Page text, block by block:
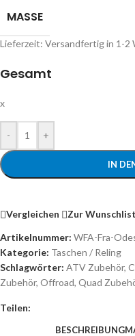
MASSE
Lieferzeit: Versandfertig in 1-2
Gesamt
x
- +
IN
Vergleichen
Zur
Artikelnummer: WFA-Fra-
Kategorie: Taschen / Reling
Schlagwörter: ATV Zubehör,
Zubehör, Offroad, Quad
Teilen:
BESCHREIBUNG